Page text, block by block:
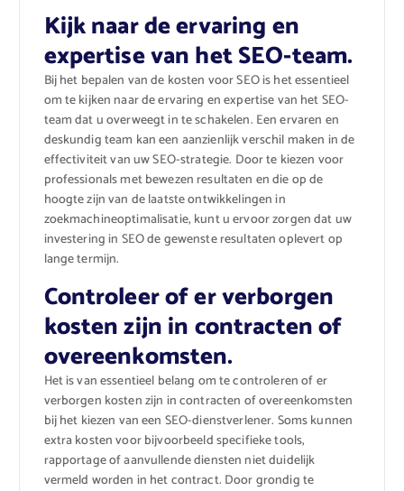
Kijk naar de ervaring en
expertise van het SEO-team.
Bij het bepalen van de kosten voor SEO is het essentieel
om te kijken naar de ervaring en expertise van het SEO-
team dat u overweegt in te schakelen. Een ervaren en
deskundig team kan een aanzienlijk verschil maken in de
effectiviteit van uw SEO-strategie. Door te kiezen voor
professionals met bewezen resultaten en die op de
hoogte zijn van de laatste ontwikkelingen in
zoekmachineoptimalisatie, kunt u ervoor zorgen dat uw
investering in SEO de gewenste resultaten oplevert op
lange termijn.
Controleer of er verborgen
kosten zijn in contracten of
overeenkomsten.
Het is van essentieel belang om te controleren of er
verborgen kosten zijn in contracten of overeenkomsten
bij het kiezen van een SEO-dienstverlener. Soms kunnen
extra kosten voor bijvoorbeeld specifieke tools,
rapportage of aanvullende diensten niet duidelijk
vermeld worden in het contract. Door grondig te